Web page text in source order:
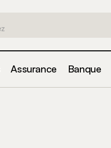
Assurance Banque